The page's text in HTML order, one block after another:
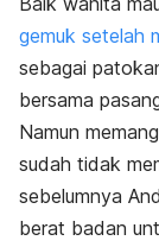
gemuk setelah
sebagai
bersama
Namun
sudah tidak
sebelumnya
berat badan